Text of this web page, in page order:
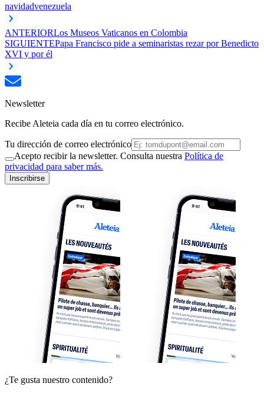
navidadvenezuela
ANTERIORLos Museos Vaticanos en Colombia
SIGUIENTEPapa Francisco pide a seminaristas rezar por Benedicto
XVI y por él
Newsletter
Recibe Aleteia cada día en tu correo electrónico.
Tu dirección de correo electrónico
Acepto recibir la newsletter. Consulta nuestra Política de
privacidad para saber más.
Inscribirse
¿Te gusta nuestro contenido?